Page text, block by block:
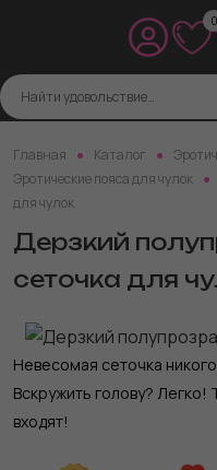
0
Главная Каталог
Эротические пояса для чулок
для чулок
Дерзкий
сеточка для
Невесомая сеточка
Вскружить голову? Легко!
входят!